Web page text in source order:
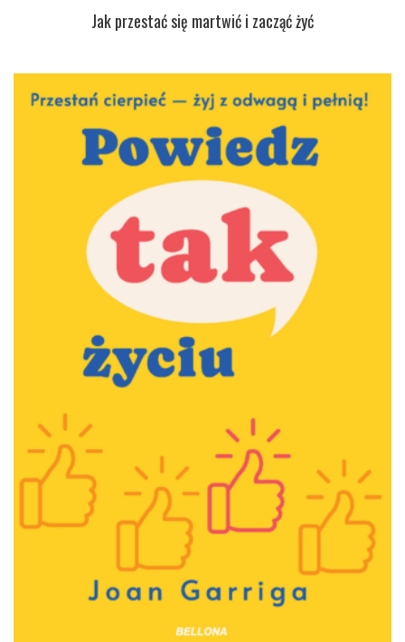
Jak przestać się martwić i zacząć żyć